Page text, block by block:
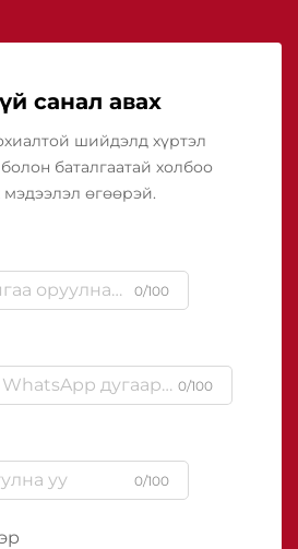
санал авах
шийдэлд хүртэл
баталгаатай холбоо
мэдээлэл өгөөрэй.
0/100
0/100
0/100